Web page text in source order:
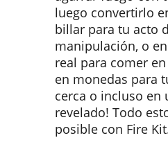
luego convertirlo
billar para tu acto
manipulación, o
real para comer
en monedas para
cerca o incluso en
revelado! Todo
posible con Fire